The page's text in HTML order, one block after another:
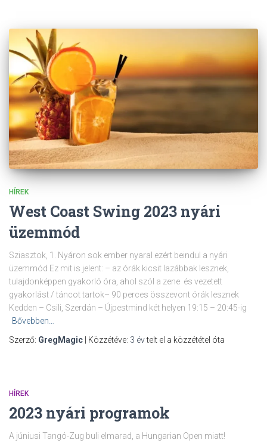
HÍREK
West Coast Swing 2023 nyári
üzemmód
Sziasztok, 1. Nyáron sok ember nyaral ezért beindul a nyári
üzemmód Ez mit is jelent: – az órák kicsit lazábbak lesznek,
tulajdonképpen gyakorló óra, ahol szól a zene és vezetett
gyakorlást / táncot tartok– 90 perces összevont órák lesznek
Kedden – Csili, Szerdán – Újpestmind két helyen 19:15 – 20:45-ig
Bővebben…
Szerző: GregMagic | Közzétéve: 3 évtelt el a közzététel óta
HÍREK
2023 nyári programok
A júniusi Tangó-Zug buli elmarad, a Hungarian Open miatt!